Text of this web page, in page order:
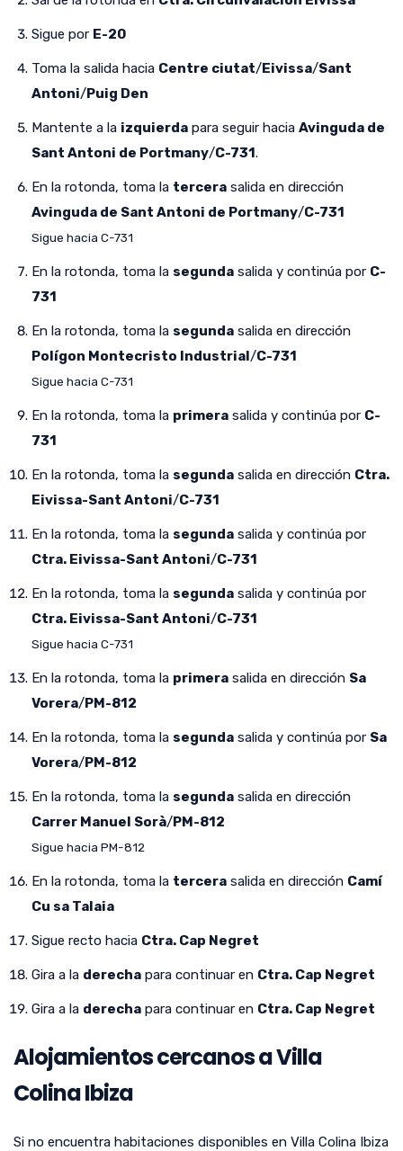
Sigue por E-20
Toma la salida hacia Centre ciutat/Eivissa/Sant
Antoni/Puig Den
Mantente a la izquierda para seguir hacia Avinguda de
Sant Antoni de Portmany/C-731.
En la rotonda, toma la tercera salida en dirección
Avinguda de Sant Antoni de Portmany/C-731
Sigue hacia C-731
En la rotonda, toma la segunda salida y continúa por C-
731
En la rotonda, toma la segunda salida en dirección
Polígon Montecristo Industrial/C-731
Sigue hacia C-731
En la rotonda, toma la primera salida y continúa por C-
731
En la rotonda, toma la segunda salida en dirección Ctra.
Eivissa-Sant Antoni/C-731
En la rotonda, toma la segunda salida y continúa por
Ctra. Eivissa-Sant Antoni/C-731
En la rotonda, toma la segunda salida y continúa por
Ctra. Eivissa-Sant Antoni/C-731
Sigue hacia C-731
En la rotonda, toma la primera salida en dirección Sa
Vorera/PM-812
En la rotonda, toma la segunda salida y continúa por Sa
Vorera/PM-812
En la rotonda, toma la segunda salida en dirección
Carrer Manuel Sorà/PM-812
Sigue hacia PM-812
En la rotonda, toma la tercera salida en dirección Camí
Cu sa Talaia
Sigue recto hacia Ctra. Cap Negret
Gira a la derecha para continuar en Ctra. Cap Negret
Gira a la derecha para continuar en Ctra. Cap Negret
Alojamientos cercanos a Villa
Colina Ibiza
Si no encuentra habitaciones disponibles en Villa Colina Ibiza